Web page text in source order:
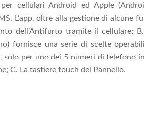
cellulari Android ed Apple
L’app, oltre alla gestione di alcune
dell’Antifurto tramite il cellulare;
fornisce una serie di scelte
solo per uno dei 5 numeri di telefono
C. La tastiere touch del Pannello.